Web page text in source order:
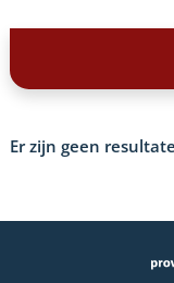
Er zijn geen